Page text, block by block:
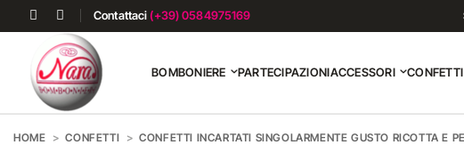
Contattaci (+39) 0584975169
BOMBONIERE PARTECIPAZIONIACCESSORI CONFETTI
HOME CONFETTI CONFETTI INCARTATI SINGOLARMENTE GUSTO RICOTTA E